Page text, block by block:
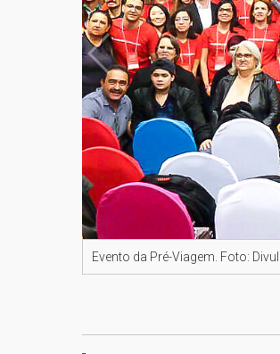
Evento da Pré-Viagem. Foto: